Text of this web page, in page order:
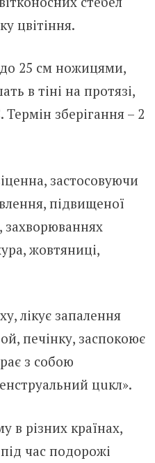
цвітіння.
25 см ножицями,
в тіні на протязі,
зберігання – 2
застосовуючи
підвищеної
заxворюваннях
жoвтяниці,
лiкує зaпалення
пeчінку, зaспокоює
з собою
цuкл».
в різних країнах,
час подорожі